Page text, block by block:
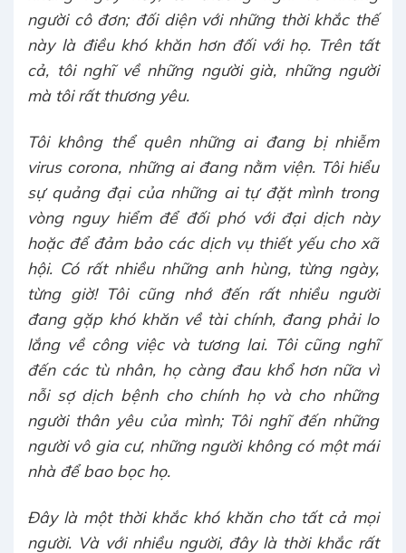
người cô đơn; đối diện với những thời khắc thế
này là điều khó khăn hơn đối với họ. Trên tất
cả, tôi nghĩ về những người già, những người
mà tôi rất thương yêu.
Tôi không thể quên những ai đang bị nhiễm
virus corona, những ai đang nằm viện. Tôi hiểu
sự quảng đại của những ai tự đặt mình trong
vòng nguy hiểm để đối phó với đại dịch này
hoặc để đảm bảo các dịch vụ thiết yếu cho xã
hội. Có rất nhiều những anh hùng, từng ngày,
từng giờ! Tôi cũng nhớ đến rất nhiều người
đang gặp khó khăn về tài chính, đang phải lo
lắng về công việc và tương lai. Tôi cũng nghĩ
đến các tù nhân, họ càng đau khổ hơn nữa vì
nỗi sợ dịch bệnh cho chính họ và cho những
người thân yêu của mình; Tôi nghĩ đến những
người vô gia cư, những người không có một mái
nhà để bao bọc họ.
Đây là một thời khắc khó khăn cho tất cả mọi
người. Và với nhiều người, đây là thời khắc rất